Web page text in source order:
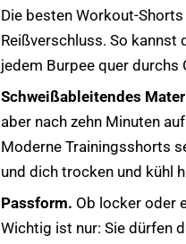
Die besten Workout-
Reißverschluss. So kannst
jedem Burpee quer durchs
Schweißableitendes
aber nach zehn Minuten
Moderne Trainingsshorts
und dich trocken und kühl
Passform. Ob locker oder
Wichtig ist nur: Sie dürfen